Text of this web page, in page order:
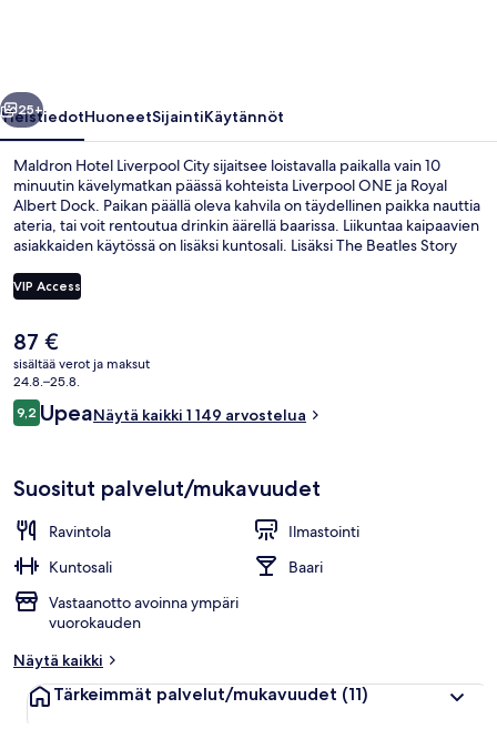
Seuraava
25+
YleistiedotHuoneetSijaintiKäytännöt
Maldron Hotel Liverpool City sijaitsee loistavalla paikalla vain 10
minuutin kävelymatkan päässä kohteista Liverpool ONE ja Royal
Albert Dock. Paikan päällä oleva kahvila on täydellinen paikka nauttia
ateria, tai voit rentoutua drinkin äärellä baarissa. Liikuntaa kaipaavien
asiakkaiden käytössä on lisäksi kuntosali. Lisäksi The Beatles Story
päässä.
VIP Access
Nykyinen
hinta
on
87 €
87 €
sisältää verot ja maksut
24.8.–25.8.
Arvostelut
9,29,2 kautta 10.
UpeaNäytä kaikki 1 149 arvostelua
Suositut palvelut/mukavuudet
Ravintola
Ilmastointi
Kuntosali
Baari
Vastaanotto avoinna ympäri
vuorokauden
Näytä kaikki
Tärkeimmät palvelut/mukavuudet (11)